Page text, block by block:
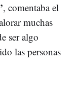
, comentaba el
muchas
ser algo
las personas